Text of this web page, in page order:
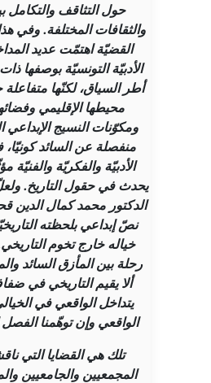
حول التثاقف والتكامل
والثقافات المختلفة. وفي
القضيّة اهتمّت عديد
الأدبيّة التونسيّة بوصفها
أطر السياق، لكنّها متفاعلة
محيطها الإقليمي
ومكوّنات النسيج الإبداعي
منفصلة عن السائد
الأدبيّة والفكريّة والفنيّة
يحدث في حقول التاريخ.
الدكتور محمد كمال الدين
نصّ إبداعي بلحظته
خياله خارج تخوم
رحلة بين المأزق السائد
ألا يقيم التاريخي في
يتداخل الواقعي في
الواقعي وإن توهّمنا
تلك هي القضايا التي
المجمعيين والجامعيين